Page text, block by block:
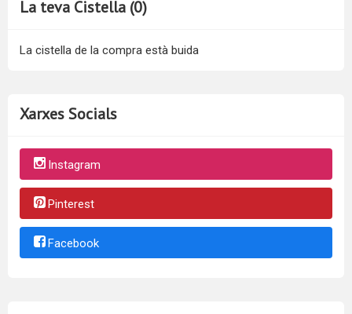
La teva Cistella (0)
La cistella de la compra està buida
Xarxes Socials
Instagram
Pinterest
Facebook